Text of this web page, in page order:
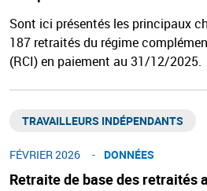
Sont ici présentés les principaux
187 retraités du régime
(RCI) en paiement au 31/12/2025.
Retraite de base des retraités
TRAVAILLEURS INDÉPENDANTS​
FÉVRIER 2026 DONNÉES